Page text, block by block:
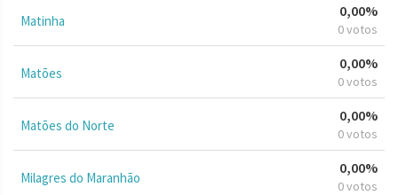
Matinha
0,00%
0 votos
Matões
0,00%
0 votos
Matões do Norte
0,00%
0 votos
Milagres do Maranhão
0,00%
0 votos